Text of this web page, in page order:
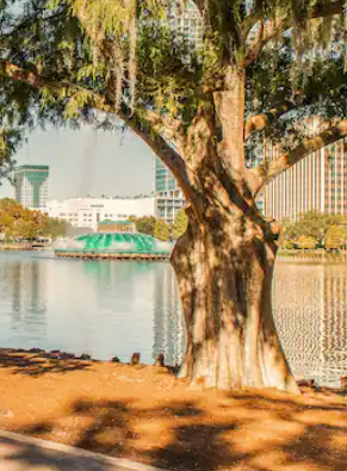
ಸ್ಪರ್ಶ ಅಥವಾ ಸ್ವೈಪ್ ಗೆಸ್ಚರ್‌ಗಳ ಮೂಲಕ ಅನ್ವೇಷಿಸಿ.